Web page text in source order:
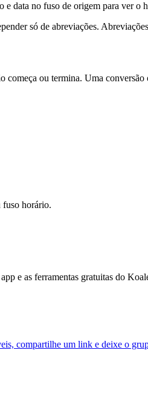
data no fuso de origem para ver o
só de abreviações.
ou termina. Uma conversão
fuso horário.
e as ferramentas gratuitas do
compartilhe um link e deixe o